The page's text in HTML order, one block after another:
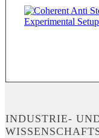
INDUSTRIE-